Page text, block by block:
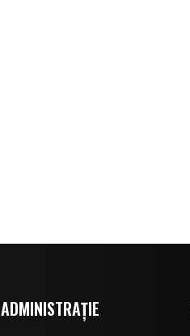
ADMINISTRAȚIE